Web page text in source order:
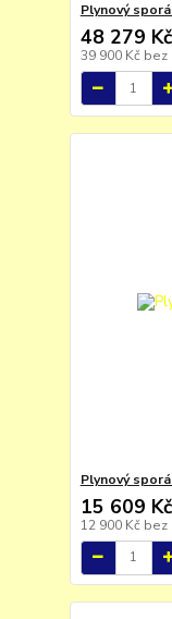
Plynový
48 279 Kč
39 900 Kč bez
Plynový
15 609 Kč
12 900 Kč bez